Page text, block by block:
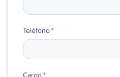
Teléfono*
Cargo*